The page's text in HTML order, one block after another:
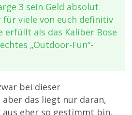
3 sein Geld absolut
viele von euch definitiv
erfüllt als das Kaliber Bose
„Outdoor-Fun“-
bei dieser
das liegt nur daran,
aus eher so gestimmt bin,